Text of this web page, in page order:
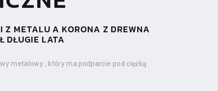
Z METALU A KORONA Z DREWNA
DŁUGIE LATA
metalowy , który ma podparcie pod ciężką